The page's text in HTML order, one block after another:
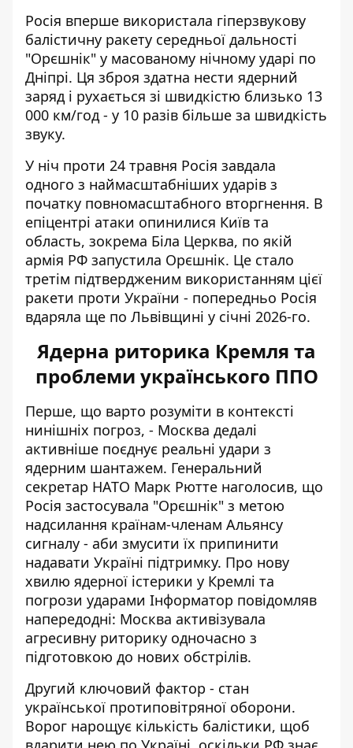
Росія вперше використала гіперзвукову
балістичну ракету середньої дальності
"Орєшнік" у масованому нічному ударі по
Дніпрі. Ця зброя здатна нести ядерний
заряд і рухається зі швидкістю близько 13
000 км/год - у 10 разів більше за швидкість
звуку.
У ніч проти 24 травня Росія завдала
одного з наймасштабніших ударів з
початку повномасштабного вторгнення. В
епіцентрі атаки опинилися Київ та
область, зокрема Біла Церква, по якій
армія РФ запустила Орєшнік. Це стало
третім підтвердженим використанням цієї
ракети проти України - попередньо Росія
вдаряла ще по Львівщині у січні 2026-го.
Ядерна риторика Кремля та
проблеми українського ППО
Перше, що варто розуміти в контексті
нинішніх погроз, - Москва дедалі
активніше поєднує реальні удари з
ядерним шантажем. Генеральний
секретар НАТО Марк Рютте наголосив, що
Росія застосувала "Орєшнік" з метою
надсилання країнам-членам Альянсу
сигналу - аби змусити їх припинити
надавати Україні підтримку. Про нову
хвилю ядерної істерики у Кремлі та
погрози ударами Інформатор повідомляв
напередодні: Москва активізувала
агресивну риторику одночасно з
підготовкою до нових обстрілів.
Другий ключовий фактор - стан
української протиповітряної оборони.
Ворог нарощує кількість балістики, щоб